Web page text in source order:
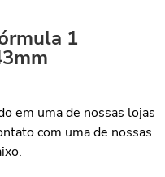
1
em uma de nossas lojas
com uma de nossas